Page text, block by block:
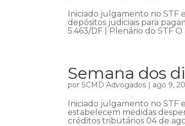
Iniciado julgamento no STF
depósitos judiciais para
5.463/DF | Plenário do STF
Semana dos
porSCMD Advogados | ago 9,
Iniciado julgamento no STF
estabelecem medidas
créditos tributários 04 de